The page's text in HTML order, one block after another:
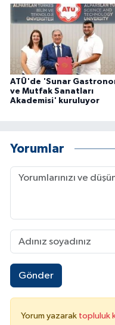
ATÜ'de 'Sunar
ve Mutfak Sanatları
Akademisi' kuruluyor
Yorumlar
Gönder
Yorum yazarak topluluk